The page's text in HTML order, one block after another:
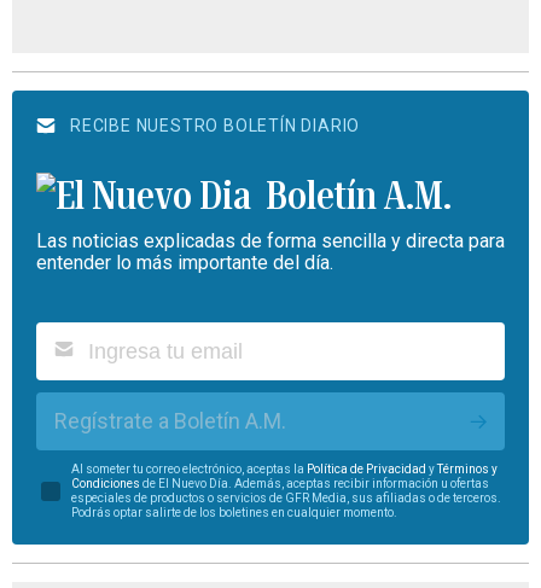
RECIBE NUESTRO BOLETÍN DIARIO
Boletín A.M.
Las noticias explicadas de forma sencilla y directa para
entender lo más importante del día.
Regístrate a Boletín A.M.
Al someter tu correo electrónico, aceptas la Política de Privacidad yTérminos y
Condiciones de El Nuevo Día. Además, aceptas recibir información u ofertas
especiales de productos o servicios de GFR Media, sus afiliadas o de terceros.
Podrás optar salirte de los boletines en cualquier momento.